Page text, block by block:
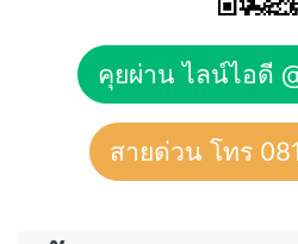
คุยผ่าน ไลน์ไอดี
สายด่วน โทร